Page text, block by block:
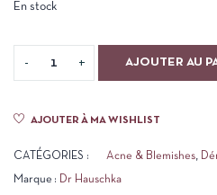
5.00
sur
notations
En stock
AJOUTER AU
AJOUTER À MA WISHLIST
CATÉGORIES : Acne & Blemishes,
Marque : Dr Hauschka